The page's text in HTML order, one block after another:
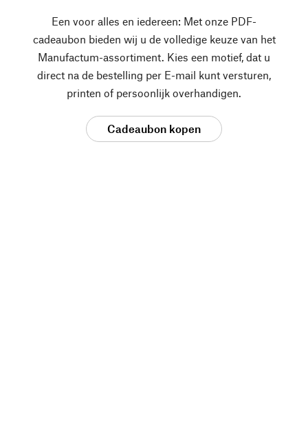
Een voor alles en iedereen: Met onze PDF-
cadeaubon bieden wij u de volledige keuze van het
Manufactum-assortiment. Kies een motief, dat u
direct na de bestelling per E-mail kunt versturen,
printen of persoonlijk overhandigen.
Cadeaubon kopen